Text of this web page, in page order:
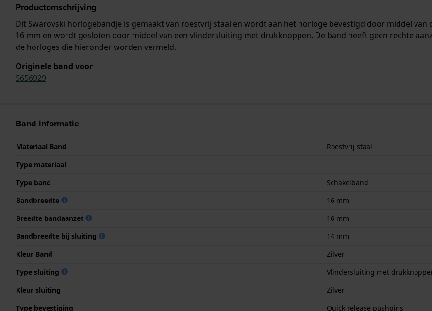
Productomschrijving
Dit Swarovski horlogebandje is gemaakt van roestvrij staal en wordt aan het horloge bevestigd door middel van
16 mm en wordt gesloten door middel van een vlindersluiting met drukknoppen. De band heeft geen rechte
de horloges die hieronder worden vermeld.
Originele band voor
5656929
Band informatie
Materiaal Band
Roestvrij staal
Type materiaal
Type band
Schakelband
Bandbreedte
16 mm
Breedte bandaanzet
16 mm
Bandbreedte bij sluiting
14 mm
Kleur Band
Zilver
Type sluiting
Vlindersluiting met
Kleur sluiting
Zilver
Type bevestiging
Quick release pushpins